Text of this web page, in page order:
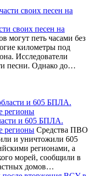
своих песен на
могут петь часами без
километры под
Исследователи
песни. Однако до…
и 605 БПЛА.
регионы Средства ПВО
и уничтожили 605
регионами, а
морей, сообщили в
домов…